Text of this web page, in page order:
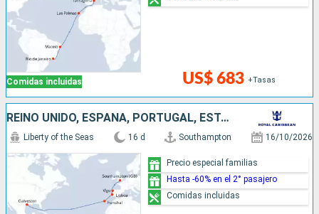
Comidas incluidas US$ 683 +Tasas
REINO UNIDO, ESPAÑA, PORTUGAL, ESTADOS UNIDOS
Liberty of the Seas 16 d Southampton 16/10/2026
Precio especial familias
Hasta -60% en el 2° pasajero
Comidas incluidas